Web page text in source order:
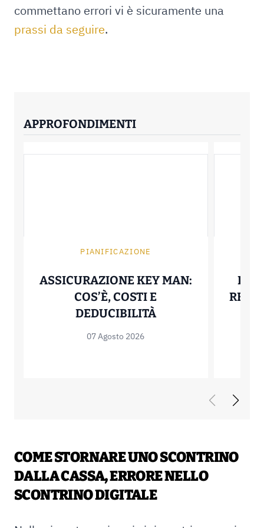
commettano errori vi è sicuramente una
prassi da seguire.
APPROFONDIMENTI
PIANIFICAZIONE
ASSICURAZIONE KEY MAN:
COS’È, COSTI E
DEDUCIBILITÀASSICURAZIONE
07 Agosto 2026
PAY
COME STORNARE UNO SCONTRINO
DALLA CASSA, ERRORE NELLO
SCONTRINO DIGITALE